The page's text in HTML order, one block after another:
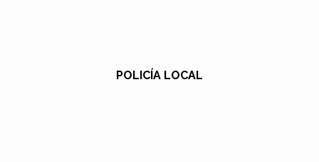
POLICÍA LOCAL